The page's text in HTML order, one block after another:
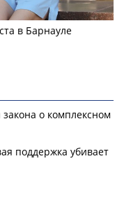
в Барнауле
о комплексном
поддержка убивает